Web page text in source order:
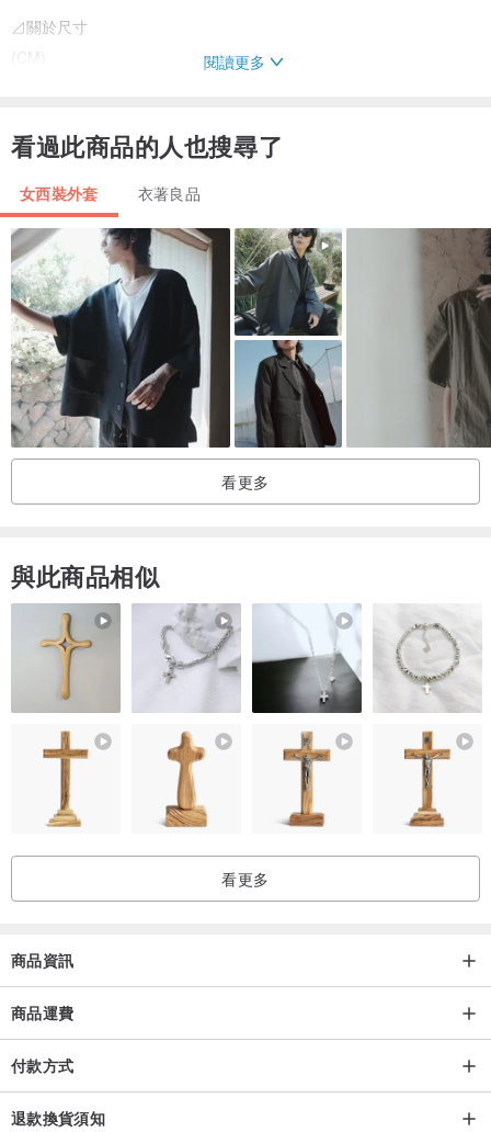
⊿關於尺寸
(CM)
length: 74
sleeves btm: 14
model:162/47
以上皆為平鋪直量CM 誤差值≦1CM
⊿關於材質
Pure new wool100
比起快速流行
老實說我更喜歡保留幾十幾年的老衣
有沒有反骨 或許有些
有沒有注目沒有絕對
這裡稻稻來稻稻選稻稻配
我們創作/改造/尋寶/勞動/打屁
👉購買前請詳閱關於退換貨
👉手作設計商品皆 4.5 studio工作室親自打版製作車縫
若有任何疑問也請在下單前善用留言與我們溝通
👉古著服飾皆由日本當地尋獲運送至台
閱讀更多
看過此商品的人也搜尋了
女西裝外套 衣著良品
看更多
與此商品相似
看更多
商品資訊
商品運費
付款方式
退款換貨須知